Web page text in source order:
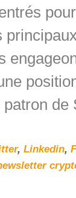
de
, Linkedin,